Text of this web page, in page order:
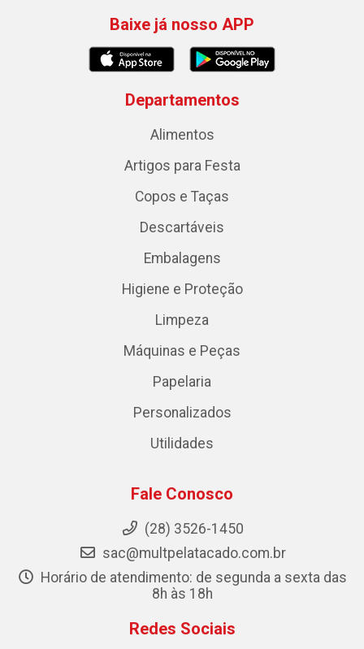
Baixe já nosso APP
Departamentos
Alimentos
Artigos para Festa
Copos e Taças
Descartáveis
Embalagens
Higiene e Proteção
Limpeza
Máquinas e Peças
Papelaria
Personalizados
Utilidades
Fale Conosco
(28) 3526-1450
sac@multpelatacado.com.br
Horário de atendimento: de segunda a sexta das
8h às 18h
Redes Sociais